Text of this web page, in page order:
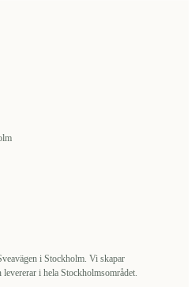
i Stockholm. Vi skapar
i hela Stockholmsområdet.